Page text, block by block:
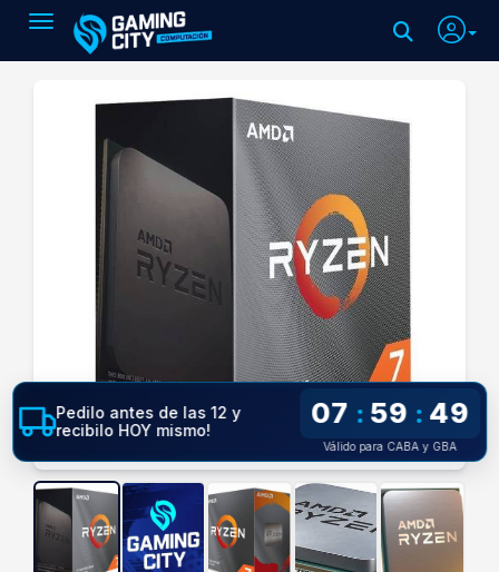
Toggle navigation
Pedilo antes de las 12 y
recibilo HOY mismo!
07 : 59 : 48
Válido para CABA y GBA